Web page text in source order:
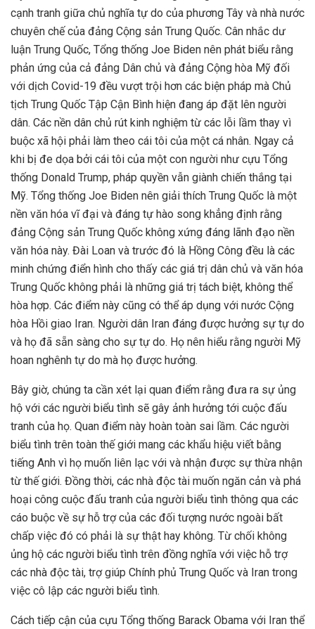
cạnh tranh giữa chủ nghĩa tự do của phương Tây và nhà nước
chuyên chế của đảng Cộng sản Trung Quốc. Cân nhắc dư
luận Trung Quốc, Tổng thống Joe Biden nên phát biểu rằng
phản ứng của cả đảng Dân chủ và đảng Cộng hòa Mỹ đối
với dịch Covid-19 đều vượt trội hơn các biện pháp mà Chủ
tịch Trung Quốc Tập Cận Bình hiện đang áp đặt lên người
dân. Các nền dân chủ rút kinh nghiệm từ các lỗi lầm thay vì
buộc xã hội phải làm theo cái tôi của một cá nhân. Ngay cả
khi bị đe dọa bởi cái tôi của một con người như cựu Tổng
thống Donald Trump, pháp quyền vẫn giành chiến thắng tại
Mỹ. Tổng thống Joe Biden nên giải thích Trung Quốc là một
nền văn hóa vĩ đại và đáng tự hào song khẳng định rằng
đảng Cộng sản Trung Quốc không xứng đáng lãnh đạo nền
văn hóa này. Đài Loan và trước đó là Hồng Công đều là các
minh chứng điển hình cho thấy các giá trị dân chủ và văn hóa
Trung Quốc không phải là những giá trị tách biệt, không thể
hòa hợp. Các điểm này cũng có thể áp dụng với nước Cộng
hòa Hồi giao Iran. Người dân Iran đáng được hưởng sự tự do
và họ đã sẵn sàng cho sự tự do. Họ nên hiểu rằng người Mỹ
hoan nghênh tự do mà họ được hưởng.
Bây giờ, chúng ta cần xét lại quan điểm rằng đưa ra sự ủng
hộ với các người biểu tình sẽ gây ảnh hưởng tới cuộc đấu
tranh của họ. Quan điểm này hoàn toàn sai lầm. Các người
biểu tình trên toàn thế giới mang các khẩu hiệu viết bằng
tiếng Anh vì họ muốn liên lạc với và nhận được sự thừa nhận
từ thế giới. Đồng thời, các nhà độc tài muốn ngăn cản và phá
hoại công cuộc đấu tranh của người biểu tình thông qua các
cáo buộc về sự hỗ trợ của các đối tượng nước ngoài bất
chấp việc đó có phải là sự thật hay không. Từ chối không
ủng hộ các người biểu tình trên đồng nghĩa với việc hỗ trợ
các nhà độc tài, trợ giúp Chính phủ Trung Quốc và Iran trong
việc cô lập các người biểu tình.
Cách tiếp cận của cựu Tổng thống Barack Obama với Iran thể